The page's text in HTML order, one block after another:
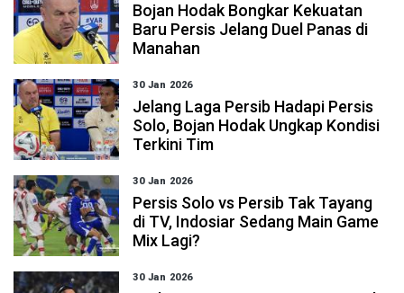
Bojan Hodak Bongkar Kekuatan
Baru Persis Jelang Duel Panas di
Manahan
30 Jan 2026
Jelang Laga Persib Hadapi Persis
Solo, Bojan Hodak Ungkap Kondisi
Terkini Tim
30 Jan 2026
Persis Solo vs Persib Tak Tayang
di TV, Indosiar Sedang Main Game
Mix Lagi?
30 Jan 2026